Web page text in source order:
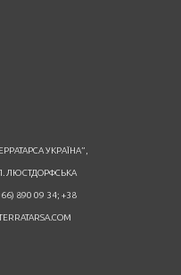
УКРАЇНА”,
ЛЮСТДОРФСЬКА
890 09 34; +38